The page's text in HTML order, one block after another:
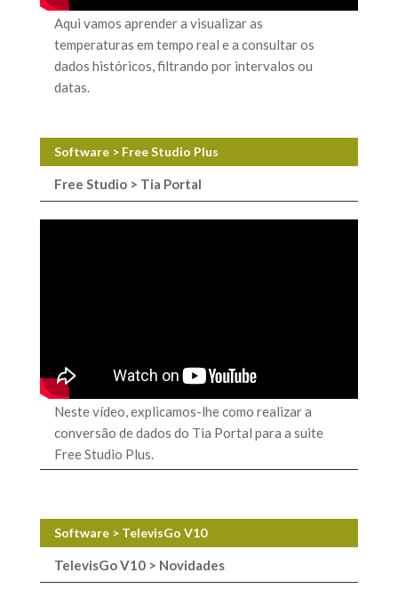
Aqui vamos aprender a visualizar as
temperaturas em tempo real e a consultar os
dados históricos, filtrando por intervalos ou
datas.
Software > Free Studio Plus
Free Studio > Tia Portal
Neste vídeo, explicamos-lhe como realizar a
conversão de dados do Tia Portal para a suite
Free Studio Plus.
Software > TelevisGo V10
TelevisGo V10 > Novidades